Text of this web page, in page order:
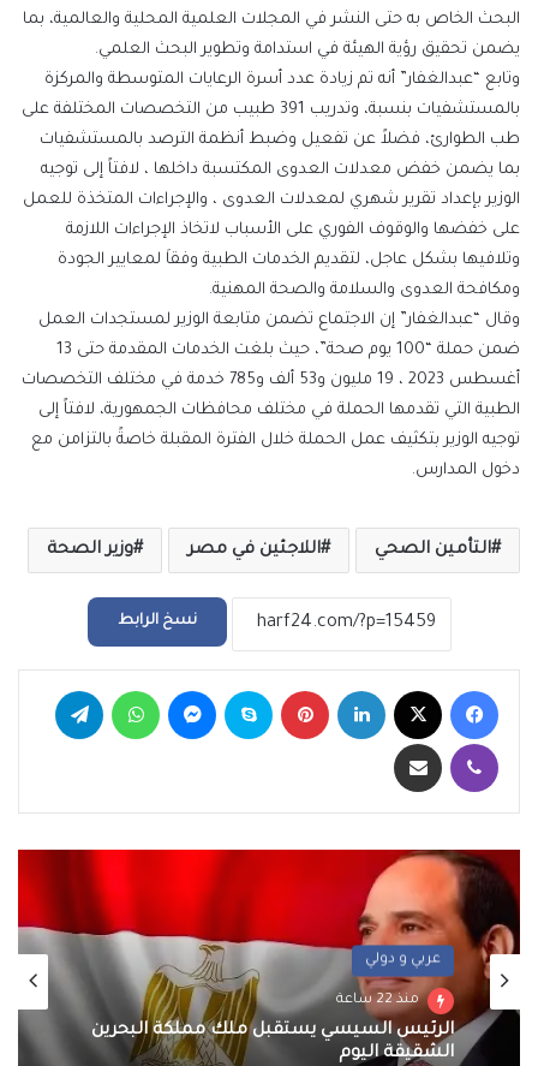
البحث الخاص به حتى النشر في المجلات العلمية المحلية والعالمية، بما
يضمن تحقيق رؤية الهيئة في استدامة وتطوير البحث العلمي.
وتابع “عبدالغفار” أنه تم زيادة عدد أسرة الرعايات المتوسطة والمركزة
بالمستشفيات بنسبة، وتدريب 391 طبيب من التخصصات المختلفة على
طب الطوارئ، فضلاً عن تفعيل وضبط أنظمة الترصد بالمستشفيات
بما يضمن خفض معدلات العدوى المكتسبة داخلها ، لافتاً إلى توجيه
الوزير بإعداد تقرير شهري لمعدلات العدوى ، والإجراءات المتخذة للعمل
على خفضها والوقوف الفوري على الأسباب لاتخاذ الإجراءات اللازمة
وتلافيها بشكل عاجل، لتقديم الخدمات الطبية وفقاَ لمعايير الجودة
ومكافحة العدوى والسلامة والصحة المهنية.
وقال “عبدالغفار” إن الاجتماع تضمن متابعة الوزير لمستجدات العمل
ضمن حملة “100 يوم صحة”، حيث بلغت الخدمات المقدمة حتى 13
أغسطس 2023 ، 19 مليون و53 ألف و785 خدمة في مختلف التخصصات
الطبية التي تقدمها الحملة في مختلف محافظات الجمهورية، لافتاً إلى
توجيه الوزير بتكثيف عمل الحملة خلال الفترة المقبلة خاصةً بالتزامن مع
دخول المدارس.
التأمين الصحي اللاجئين في مصر وزير الصحة
نسخ الرابط
فيسبوك لينكدإن بينتيريست سكايب ماسنجر واتساب
ڤايبر مشاركة عبر البريد
عربي و دولي
منذ 22 ساعة
الرئيس السيسي يستقبل ملك مملكة البحرين
الشقيقة اليوم